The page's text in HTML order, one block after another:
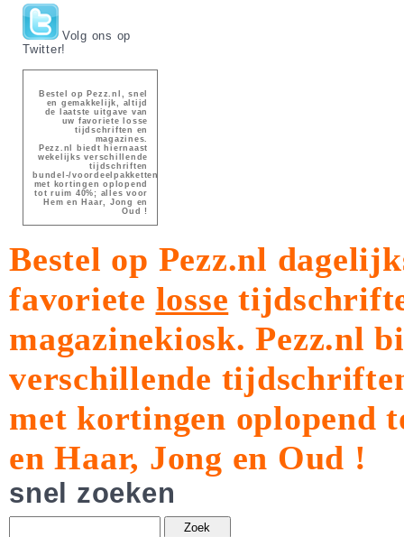
Volg ons op
Twitter!
Bestel op Pezz.nl, snel
en gemakkelijk, altijd
de laatste uitgave van
uw favoriete losse
tijdschriften en
magazines.
Pezz.nl biedt hiernaast
wekelijks verschillende
tijdschriften
bundel-/voordeelpakketten
met kortingen oplopend
tot ruim 40%; alles voor
Hem en Haar, Jong en
Oud !
Bestel op Pezz.nl
favoriete losse
magazinekiosk.Pezz.nl
verschillende
met kortingen oplopend
en Haar, Jong en Oud !
snel zoeken
Zoek